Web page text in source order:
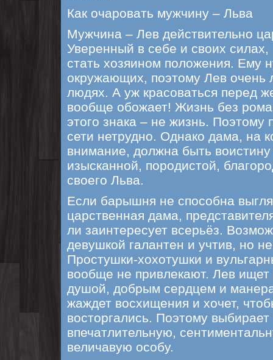
Как очаровать мужчину – Льва
Мужчина – Лев действительно
Уверенный в себе и своих силах,
стать хозяином положения. Ему
окружающих, поэтому Лев очень
людях. А уж красоваться перед
вообще обожает! Жизнь без
этого знака – не жизнь. Поэтому
сети нетрудно. Однако дама, на
внимание, должна быть
изысканной, породистой,
своего Льва.
Если барышня не способна
царственная дама,
ли заинтересует всерьёз.
девушкой галантен и учтив, но
Простушки-хохотушки и
вообще не привлекают. Лев
душой, добрым сердцем и
жаждет восхищения и хочет,
восторгались. Поэтому
впечатлительную,
величавую особу.